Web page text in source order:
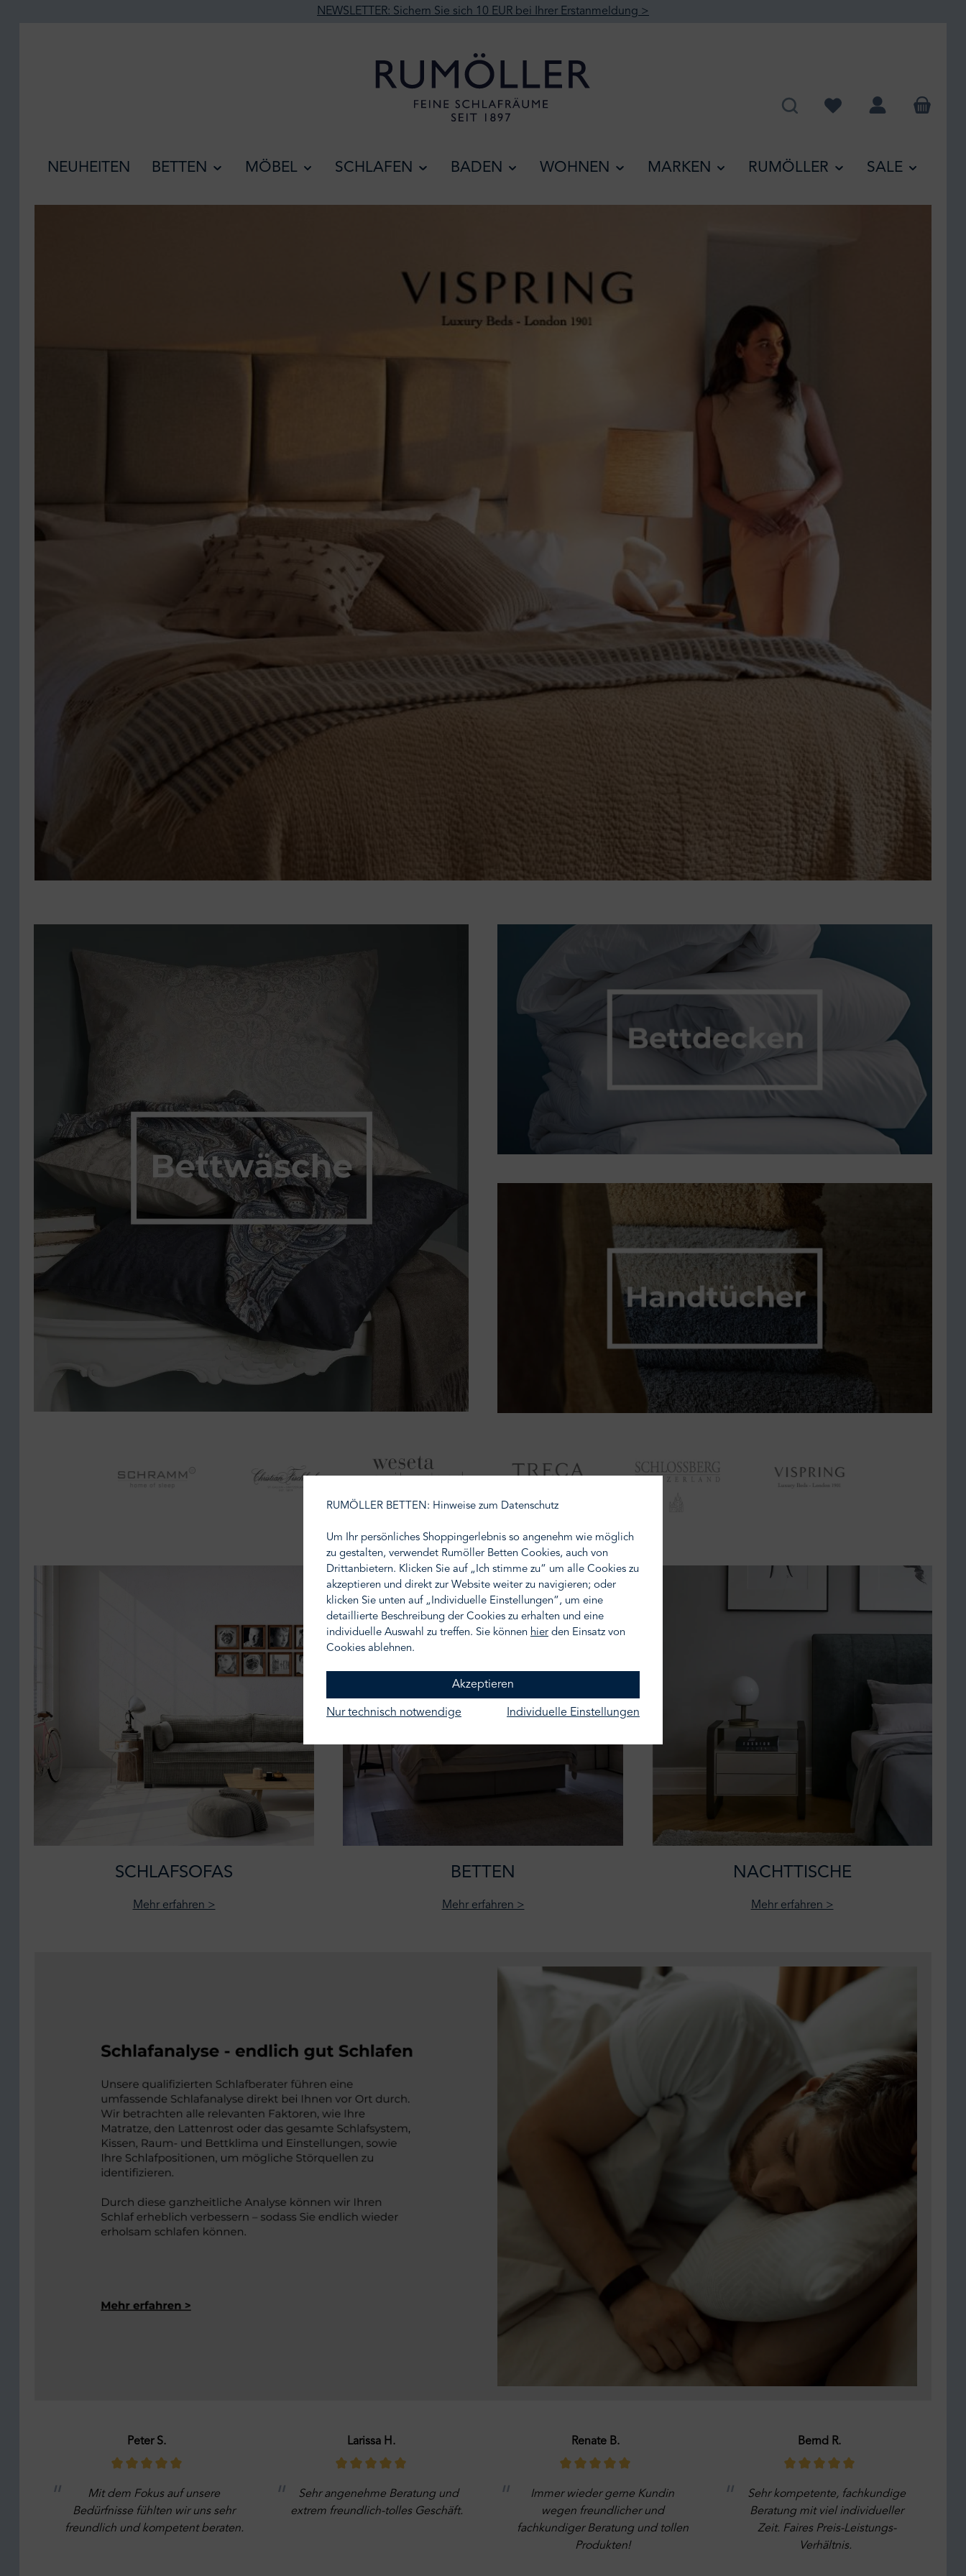
NEWSLETTER: Sichern Sie sich 10 EUR bei Ihrer Erstanmeldung >
Du hast 0 Produkte auf
NEUHEITEN BETTEN MÖBEL SCHLAFEN BADEN WOHNEN MARKEN RUMÖLLER SALE
SCHLAFSOFAS
Mehr erfahren >
BETTEN
Mehr erfahren >
NACHTTISCHE
Mehr erfahren >
Peter S.
Mit dem Fokus auf unsere
Bedürfnisse fühlten wir uns sehr
freundlich und kompetent beraten.
Larissa H.
Sehr angenehme Beratung und
extrem freundlich-tolles Geschäft.
Renate B.
Immer wieder gerne Kundin
wegen freundlicher und
fachkundiger Beratung und tollen
Produkten!
Bernd R.
Sehr kompetente, fachkundige
Beratung mit viel individueller
Zeit. Faires Preis-Leistungs-
Verhältnis.
RUMÖLLER BETTEN: Hinweise zum Datenschutz
Um Ihr persönliches Shoppingerlebnis so angenehm wie möglich
zu gestalten, verwendet Rumöller Betten Cookies, auch von
Drittanbietern. Klicken Sie auf „Ich stimme zu“ um alle Cookies zu
akzeptieren und direkt zur Website weiter zu navigieren; oder
klicken Sie unten auf „Individuelle Einstellungen“, um eine
detaillierte Beschreibung der Cookies zu erhalten und eine
individuelle Auswahl zu treffen. Sie können hier den Einsatz von
Cookies ablehnen.
Akzeptieren
Nur technisch notwendige Individuelle Einstellungen